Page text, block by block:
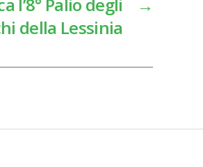
→
l’8° Palio degli
della Lessinia